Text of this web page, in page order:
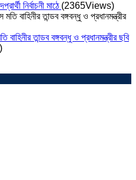
নির্বাচনী মাঠে (2365Views)
বাহিনীর তান্ডব বঙ্গবন্ধু ও প্রধানমন্ত্রীর ছবি